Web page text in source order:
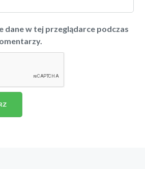
dane w tej przeglądarce podczas